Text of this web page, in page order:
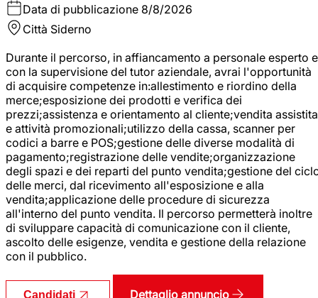
Data di pubblicazione 8/8/2026
Città Siderno
Durante il percorso, in affiancamento a personale esperto e
con la supervisione del tutor aziendale, avrai l'opportunità
di acquisire competenze in:allestimento e riordino della
merce;esposizione dei prodotti e verifica dei
prezzi;assistenza e orientamento al cliente;vendita assistita
e attività promozionali;utilizzo della cassa, scanner per
codici a barre e POS;gestione delle diverse modalità di
pagamento;registrazione delle vendite;organizzazione
degli spazi e dei reparti del punto vendita;gestione del
delle merci, dal ricevimento all'esposizione e alla
vendita;applicazione delle procedure di sicurezza
all'interno del punto vendita. Il percorso permetterà inoltre
di sviluppare capacità di comunicazione con il cliente,
ascolto delle esigenze, vendita e gestione della relazione
con il pubblico.
Candidati Dettaglio annuncio